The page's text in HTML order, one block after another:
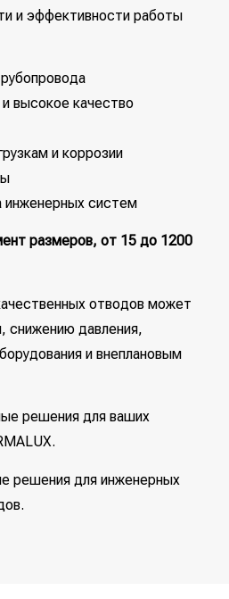
и эффективности работы
высокое качество
и коррозии
инженерных систем
размеров, от 15 до 1200
отводов может
снижению давления,
и внеплановым
решения для ваших
решения для инженерных